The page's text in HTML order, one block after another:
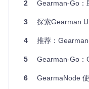
项目特点
现代化实现：基于
Kubernetes友好
集群中的高可用性。
：集成
2 Gearman-Go：
3 探索Gearman
4 推荐：Gearman-Go
5 Gearman-Go：
6 GearmaNode